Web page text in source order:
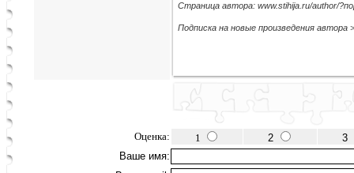
Страница автора: www.stihija.ru/author/
Подписка на новые произведения автора
Оценка: 1 2
3
Ваше имя: